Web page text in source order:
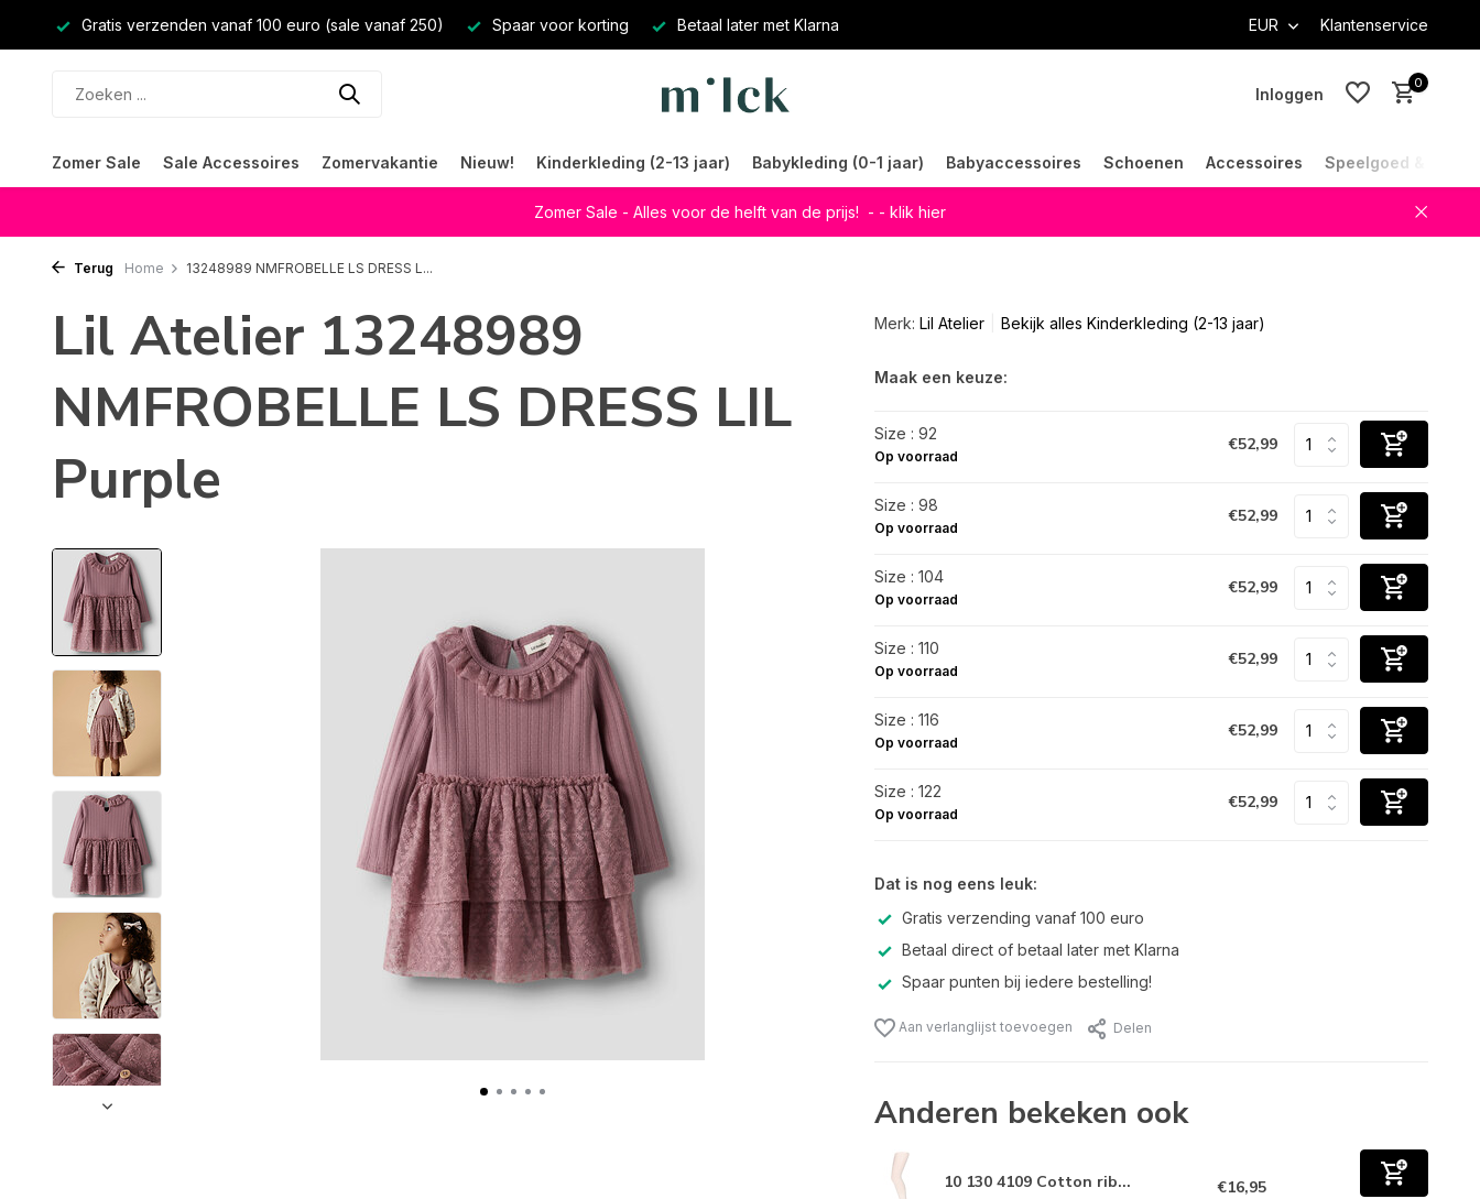
Gratis verzenden vanaf 100 euro (sale vanaf 250) Spaar voor korting Betaal later met Klarna EUR Klantenservice
Inloggen
0
Zomer Sale Sale Accessoires Zomervakantie Nieuw! Kinderkleding (2-13 jaar) Babykleding (0-1 jaar) Babyaccessoires Schoenen Accessoires Speelgoed &
Zomer Sale - Alles voor de helft van de prijs! - - klik hier
Terug Home 13248989 NMFROBELLE LS DRESS L...
Lil Atelier 13248989
NMFROBELLE LS DRESS LIL
Purple
Merk: Lil Atelier Bekijk alles Kinderkleding (2-13 jaar)
Maak een keuze:
Size : 92
Op voorraad
€52,99
Size : 98
Op voorraad
€52,99
Size : 104
Op voorraad
€52,99
Size : 110
Op voorraad
€52,99
Size : 116
Op voorraad
€52,99
Size : 122
Op voorraad
€52,99
Dat is nog eens leuk:
Gratis verzending vanaf 100 euro
Betaal direct of betaal later met Klarna
Spaar punten bij iedere bestelling!
Aan verlanglijst toevoegen Delen
Anderen bekeken ook
10 130 4109 Cotton rib... €16,95